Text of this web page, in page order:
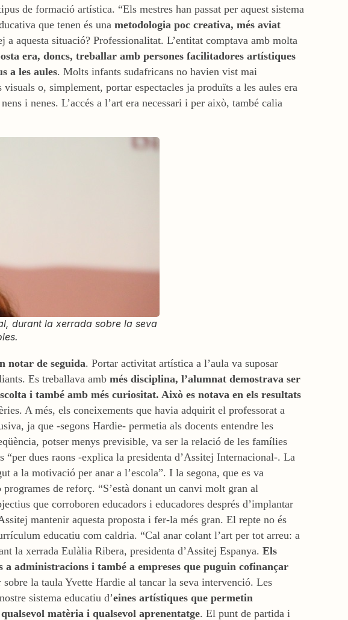
de formació artística. “Els mestres han passat per aquest sistema
que tenen és una metodologia poc creativa, més aviat
aquesta situació? Professionalitat. L’entitat comptava amb molta
era, doncs, treballar amb persones facilitadores artístiques
a les aules. Molts infants sudafricans no havien vist mai
visuals o, simplement, portar espectacles ja produïts a les aules era
i nenes. L’accés a l’art era necessari i per això, també calia
durant la xerrada sobre la seva
notar de seguida. Portar activitat artística a l’aula va suposar
Es treballava amb més disciplina, l’alumnat demostrava ser
i també amb més curiositat. Això es notava en els resultats
A més, els coneixements que havia adquirit el professorat a
ja que -segons Hardie- permetia als docents entendre les
potser menys previsible, va ser la relació de les famílies
“per dues raons -explica la presidenta d’Assitej Internacional-. La
a la motivació per anar a l’escola”. I la segona, que es va
de reforç. “S’està donant un canvi molt gran al
que corroboren educadors i educadores després d’implantar
mantenir aquesta proposta i fer-la més gran. El repte no és
educatiu com caldria. “Cal anar colant l’art per tot arreu: a
la xerrada Eulàlia Ribera, presidenta d’Assitej Espanya. Els
administracions i també a empreses que puguin cofinançar
la taula Yvette Hardie al tancar la seva intervenció. Les
sistema educatiu d’eines artístiques que permetin
matèria i qualsevol aprenentatge. El punt de partida i